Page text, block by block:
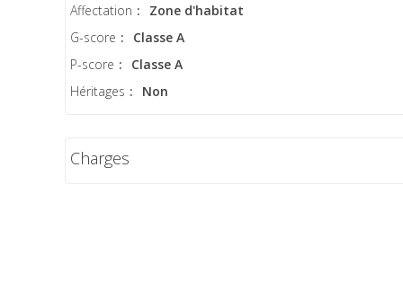
Affectation :
Zone d'habitat
G-score :
Classe A
P-score :
Classe A
Héritages : Non
Charges